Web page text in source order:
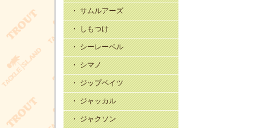
・ サムルアーズ
・ しもつけ
・ シーレーベル
・ シマノ
・ ジップベイツ
・ ジャッカル
・ ジャクソン